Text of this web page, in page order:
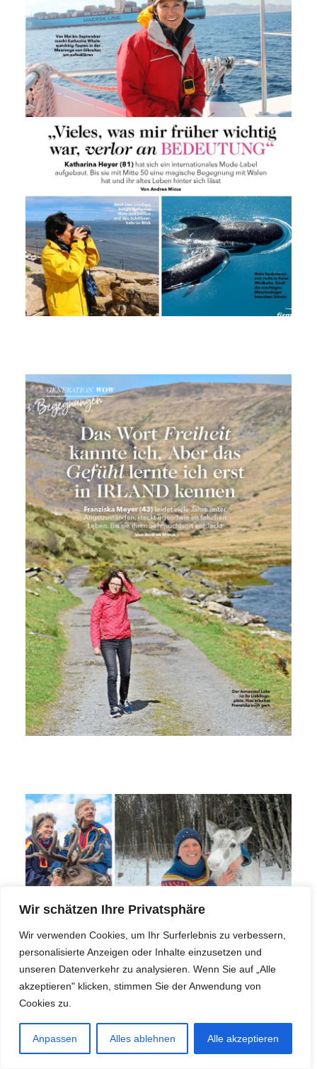
Wir schätzen Ihre Privatsphäre
Wir verwenden Cookies, um Ihr Surferlebnis zu verbessern,
personalisierte Anzeigen oder Inhalte einzusetzen und
unseren Datenverkehr zu analysieren. Wenn Sie auf „Alle
akzeptieren" klicken, stimmen Sie der Anwendung von
Cookies zu.
Anpassen Alles ablehnen Alle akzeptieren